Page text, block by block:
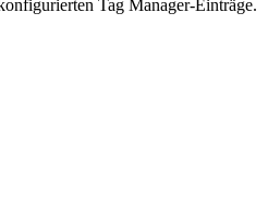
Tag Manager-Einträge.